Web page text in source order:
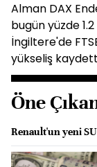
Alman DAX
bugün yüzde
İngiltere'de
yükseliş
Öne
Renault'un yeni